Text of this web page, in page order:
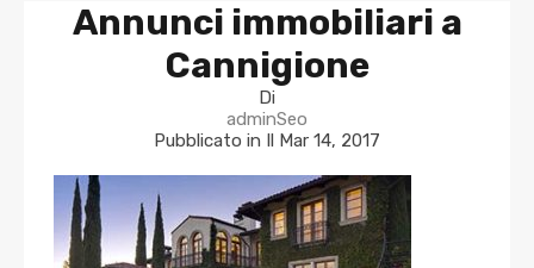
Annunci immobiliari a
Cannigione
Di
adminSeo
Pubblicato in Il Mar 14, 2017